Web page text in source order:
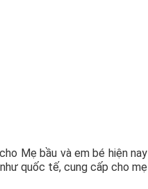
Mẹ bầu và em bé hiện nay
quốc tế, cung cấp cho mẹ